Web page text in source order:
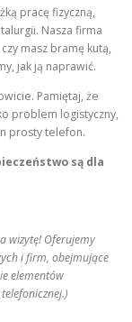
pracę fizyczną,
Nasza firma
masz bramę kutą,
jak ją naprawić.
Pamiętaj, że
problem logistyczny,
prosty telefon.
są dla
wizytę! Oferujemy
i firm, obejmujące
elementów